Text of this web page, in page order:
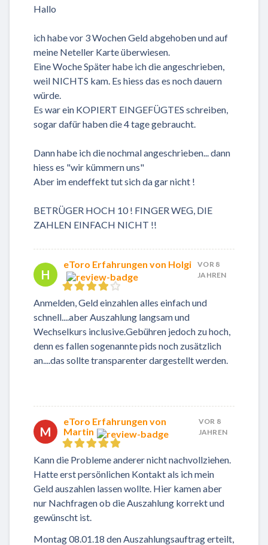
Hallo
ich habe vor 3 Wochen Geld abgehoben und auf
meine Neteller Karte überwiesen.
Eine Woche Später habe ich die angeschrieben,
weil NICHTS kam. Es hiess das es noch dauern
würde.
Es war ein KOPIERT EINGEFÜGTES schreiben,
sogar dafür haben die 4 tage gebraucht.
Dann habe ich die nochmal angeschrieben... dann
hiess es "wir kümmern uns"
Aber im endeffekt tut sich da gar nicht !
BETRÜGER HOCH 10 ! FINGER WEG, DIE
ZAHLEN EINFACH NICHT !!
H
eToro Erfahrungen von Holgi
VOR 8
JAHREN
Anmelden, Geld einzahlen alles einfach und
schnell....aber Auszahlung langsam und
Wechselkurs inclusive.Gebühren jedoch zu hoch,
denn es fallen sogenannte pids noch zusätzlich
an....das sollte transparenter dargestellt werden.
M
eToro Erfahrungen von
Martin
VOR 8
JAHREN
Kann die Probleme anderer nicht nachvollziehen.
Hatte erst persönlichen Kontakt als ich mein
Geld auszahlen lassen wollte. Hier kamen aber
nur Nachfragen ob die Auszahlung korrekt und
gewünscht ist.
Montag 08.01.18 den Auszahlungsauftrag erteilt,